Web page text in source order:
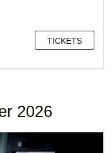
TICKETS
2026